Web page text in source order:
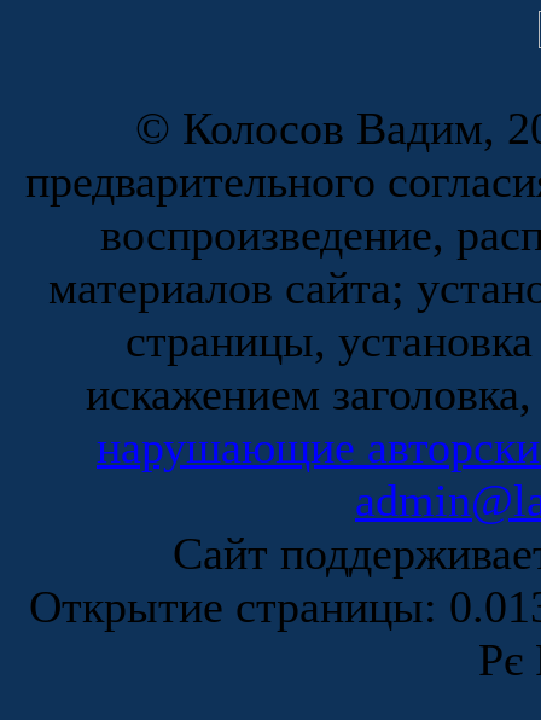
© Колосов Вадим,
предварительного
воспроизведение,
материалов сайта;
страницы,
искажением
нарушающие
Сайт
Открытие страницы:
Рє